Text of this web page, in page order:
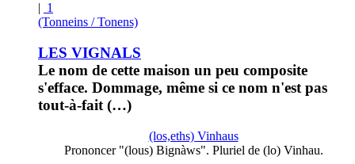
| 1
(Tonneins / Tonens)
LES VIGNALS
Le nom de cette maison un peu composite
s'efface. Dommage, même si ce nom n'est pas
tout-à-fait (…)
(los,eths) Vinhaus
Prononcer "(lous) Bignàws". Pluriel de (lo) Vinhau.